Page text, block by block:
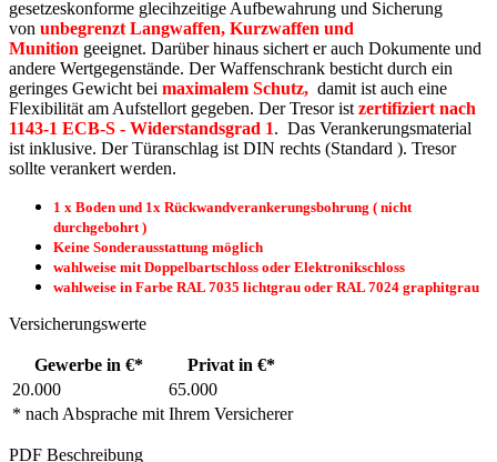
gesetzeskonforme glecihzeitige Aufbewahrung und Sicherung
von unbegrenzt Langwaffen, Kurzwaffen und
Munition geeignet. Darüber hinaus sichert er auch Dokumente und
andere Wertgegenstände. Der Waffenschrank besticht durch ein
geringes Gewicht bei maximalem Schutz, damit ist auch eine
Flexibilität am Aufstellort gegeben. Der Tresor ist zertifiziert nach
1143-1 ECB-S - Widerstandsgrad 1. Das Verankerungsmaterial
ist inklusive. Der Türanschlag ist DIN rechts (Standard ). Tresor
sollte verankert werden.
1 x Boden und 1x Rückwandverankerungsbohrung ( nicht
durchgebohrt )
Keine Sonderausstattung möglich
wahlweise mit Doppelbartschloss oder Elektronikschloss
wahlweise in Farbe RAL 7035 lichtgrau oder RAL 7024 graphitgrau
Versicherungswerte
Gewerbe in €* Privat in €*
* nach Absprache mit Ihrem Versicherer
20.000 65.000
PDF Beschreibung